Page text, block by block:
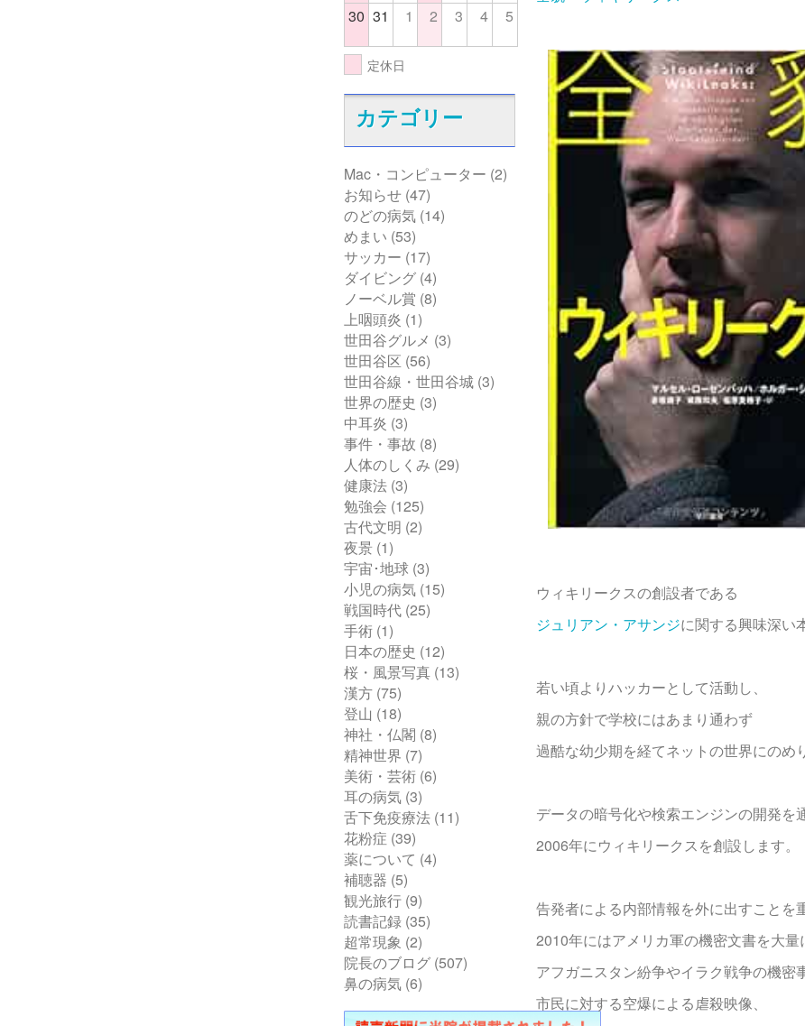
30 31 1 2 3 4 5
定休日
カテゴリー
Mac・コンピューター (2)
お知らせ (47)
のどの病気 (14)
めまい (53)
サッカー (17)
ダイビング (4)
ノーベル賞 (8)
上咽頭炎 (1)
世田谷グルメ (3)
世田谷区 (56)
世田谷線・世田谷城 (3)
世界の歴史 (3)
中耳炎 (3)
事件・事故 (8)
人体のしくみ (29)
健康法 (3)
勉強会 (125)
古代文明 (2)
夜景 (1)
宇宙･地球 (3)
小児の病気 (15)
戦国時代 (25)
手術 (1)
日本の歴史 (12)
桜・風景写真 (13)
漢方 (75)
登山 (18)
神社・仏閣 (8)
精神世界 (7)
美術・芸術 (6)
耳の病気 (3)
舌下免疫療法 (11)
花粉症 (39)
薬について (4)
補聴器 (5)
観光旅行 (9)
読書記録 (35)
超常現象 (2)
院長のブログ (507)
鼻の病気 (6)
ウィキリークスの創設者である
ジュリアン・アサンジに関する興味深い
若い頃よりハッカーとして活動し、
親の方針で学校にはあまり通わず
過酷な幼少期を経てネットの世界にのめ
データの暗号化や検索エンジンの開発を
2006年にウィキリークスを創設します。
告発者による内部情報を外に出すことを
2010年にはアメリカ軍の機密文書を大量
アフガニスタン紛争やイラク戦争の機密
市民に対する空爆による虐殺映像、